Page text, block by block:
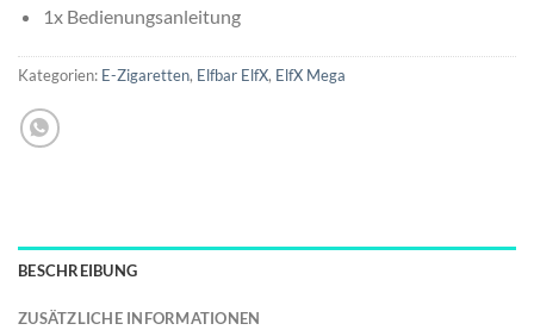
1x Bedienungsanleitung
Kategorien: E-Zigaretten, Elfbar ElfX, ElfX Mega
BESCHREIBUNG
ZUSÄTZLICHE INFORMATIONEN